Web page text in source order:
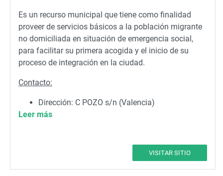
Es un recurso municipal que tiene como finalidad
proveer de servicios básicos a la población migrante
no domiciliada en situación de emergencia social,
para facilitar su primera acogida y el inicio de su
proceso de integración en la ciudad.
Contacto:
Dirección: C POZO s/n (Valencia)
Teléfono: 962087423 Fax: 963895034
Leer más
VISITAR SITIO